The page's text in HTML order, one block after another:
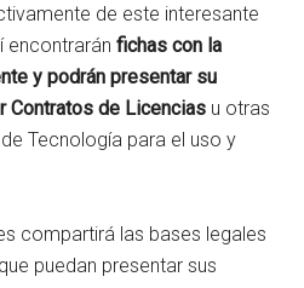
de este interesante
encontraránfichas con la
y podrán presentar su
Contratos de Licencias u otras
Tecnología para el uso y
compartirá las bases legales
puedan presentar sus